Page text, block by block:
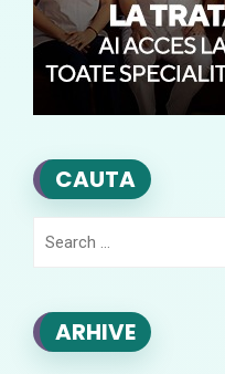
CAUTA
ARHIVE